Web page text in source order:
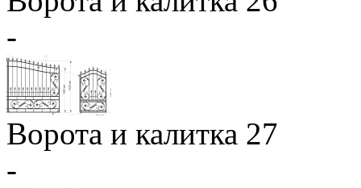
-
Ворота и калитка 27
-